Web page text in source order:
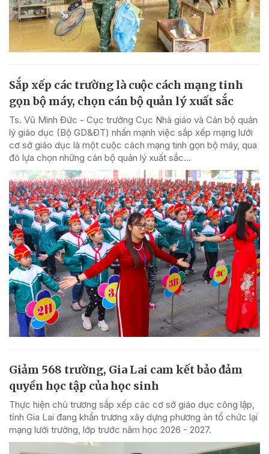
Sắp xếp các trường là cuộc cách mạng tinh
gọn bộ máy, chọn cán bộ quản lý xuất sắc
Ts. Vũ Minh Đức - Cục trưởng Cục Nhà giáo và Cán bộ quản
lý giáo dục (Bộ GD&ĐT) nhấn mạnh việc sắp xếp mạng lưới
cơ sở giáo dục là một cuộc cách mạng tinh gọn bộ máy, qua
đó lựa chọn những cán bộ quản lý xuất sắc...
Giảm 568 trường, Gia Lai cam kết bảo đảm
quyền học tập của học sinh
Thực hiện chủ trương sắp xếp các cơ sở giáo dục công lập,
tỉnh Gia Lai đang khẩn trương xây dựng phương án tổ chức lại
mạng lưới trường, lớp trước năm học 2026 - 2027.